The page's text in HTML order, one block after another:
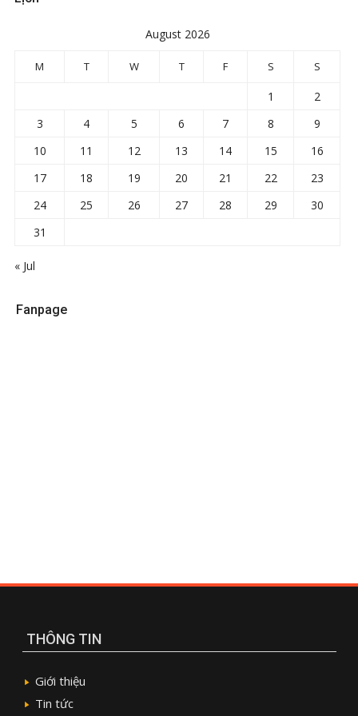
August 2026
M T W T F S S
1
2
3
4 5 6 7 8
9
10
11 12 13 14 15
16
17
18 19 20 21 22
23
24
25 26 27 28 29
30
31
« Jul
Fanpage
THÔNG TIN
Giới thiệu
Tin tức